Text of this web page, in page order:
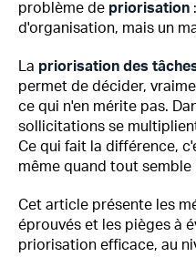
problème de priorisation
d'organisation, mais un
La priorisation des
permet de décider,
ce qui n'en mérite pas.
sollicitations se
Ce qui fait la différence,
même quand tout
Cet article présente les
éprouvés et les pièges à
priorisation efficace, au